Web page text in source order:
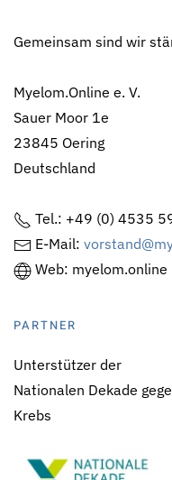
Gemeinsam sind wir
Myelom.Online e. V.
Sauer Moor 1e
23845 Oering
Deutschland
Tel.: +49 (0) 4535
E-Mail:
Web: myelom.online
PARTNER
Unterstützer der
Nationalen Dekade
Krebs